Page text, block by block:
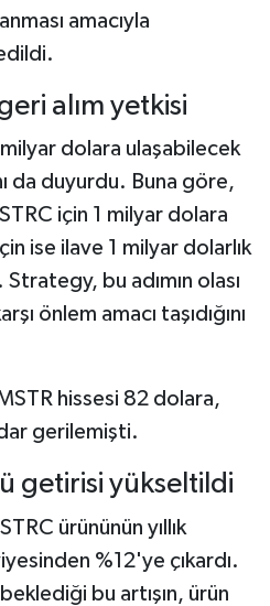
amacıyla
alım yetkisi
dolara ulaşabilecek
da duyurdu. Buna göre,
için 1 milyar dolara
ise ilave 1 milyar dolarlık
bu adımın olası
önlem amacı taşıdığını
hissesi 82 dolara,
gerilemişti.
getirisi yükseltildi
ürününün yıllık
%12'ye çıkardı.
bu artışın, ürün